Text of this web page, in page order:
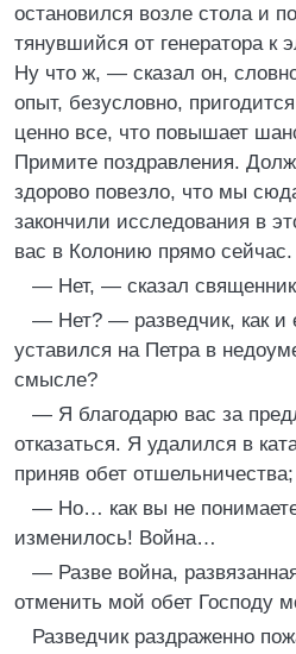
остановился возле стола и
тянувшийся от генератора к
Ну что ж, — сказал он,
опыт, безусловно,
ценно все, что повышает
Примите поздравления.
здорово повезло, что мы
закончили исследования в
вас в Колонию прямо сейчас.
— Нет, — сказал
— Нет? — разведчик, как и
уставился на Петра в
смысле?
— Я благодарю вас за
отказаться. Я удалился в
приняв обет
— Но… как вы не
изменилось! Война…
— Разве война,
отменить мой обет Господу
Разведчик раздраженно